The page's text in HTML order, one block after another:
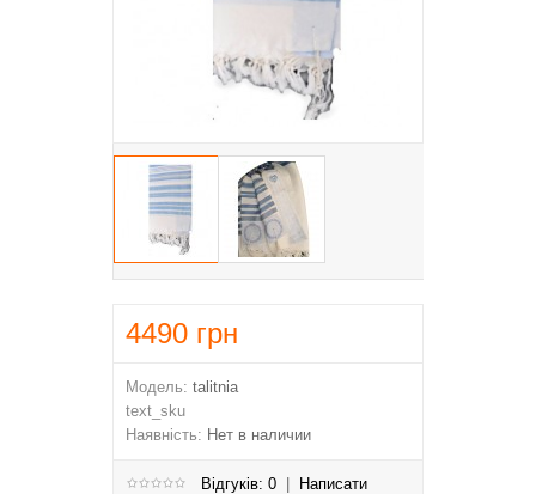
4490 грн
Модель: talitnia
text_sku
Наявність: Нет в наличии
Відгуків: 0
Написати